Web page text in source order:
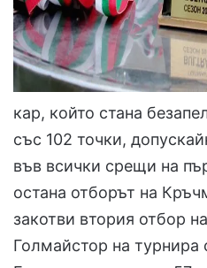
кар, който стана
със 102 точки,
във всички срещи на
остана отборът на
закотви втория отбор
Голмайстор на турнира